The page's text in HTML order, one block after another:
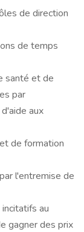
de direction
de temps
santé et de
par
aux
de formation
l'entremise de
au
gagner des prix